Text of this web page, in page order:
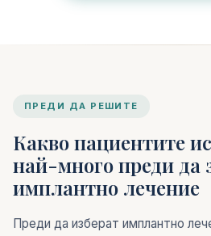
ПРЕДИ ДА РЕШИТЕ
Какво пациентите
най-много преди да
имплантно лечение
Преди да изберат имплантно